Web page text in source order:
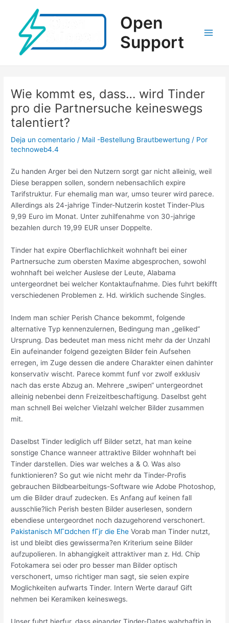
contenido
Open
Support
Wie kommt es, dass… wird Tinder
pro die Partnersuche keineswegs
talentiert?
Deja un comentario / Mail -Bestellung Brautbewertung / Por
technoweb4.4
Zu handen Arger bei den Nutzern sorgt gar nicht alleinig, weil
Diese berappen sollen, sondern nebensachlich expire
Tarifstruktur. Fur ehemalig man war, umso teurer wird parece.
Allerdings als 24-jahrige Tinder-Nutzerin kostet Tinder-Plus
9,99 Euro im Monat. Unter zuhilfenahme von 30-jahrige
bezahlen durch 19,99 EUR unser Doppelte.
Tinder hat expire Oberflachlichkeit wohnhaft bei einer
Partnersuche zum obersten Maxime abgesprochen, sowohl
wohnhaft bei welcher Auslese der Leute, Alabama
untergeordnet bei welcher Kontaktaufnahme. Dies fuhrt bekifft
verschiedenen Problemen z. Hd. wirklich suchende Singles.
Indem man schier Perish Chance bekommt, folgende
alternative Typ kennenzulernen, Bedingung man „geliked“
Ursprung. Das bedeutet man mess nicht mehr da der Unzahl
Ein aufeinander folgend gezeigten Bilder fein Aufsehen
erregen, im Zuge dessen die andere Charakter einen dahinter
konservativ wischt. Parece kommt funf vor zwolf exklusiv
nach das erste Abzug an. Mehrere „swipen“ untergeordnet
alleinig nebenbei denn Freizeitbeschaftigung. Daselbst geht
man schnell Bei welcher Vielzahl welcher Bilder zusammen
mit.
Daselbst Tinder lediglich uff Bilder setzt, hat man keine
sonstige Chance wanneer attraktive Bilder wohnhaft bei
Tinder darstellen. Dies war welches a & O. Was also
funktionieren? So gut wie nicht mehr da Tinder-Profis
gebrauchen Bildbearbeitungs-Software wie Adobe Photoshop,
um die Bilder drauf zudecken. Es Anfang auf keinen fall
ausschlie?lich Perish besten Bilder auserlesen, sondern
ebendiese untergeordnet noch dazugehorend verschonert.
Pakistanisch MГ¤dchen fГјr die Ehe Vorab man Tinder nutzt,
ist und bleibt dies gewisserma?en Kriterium seine Bilder
aufzupolieren. In abhangigkeit attraktiver man z. Hd. Chip
Fotokamera sei oder pro besser man Bilder optisch
verschonert, umso richtiger man sagt, sie seien expire
Moglichkeiten aufwarts Tinder. Intern Werte darauf Gift
nehmen bei Keramiken keineswegs.
Unser fuhrt hierfur, dass einander Tinder-Dates wahrhaftig in